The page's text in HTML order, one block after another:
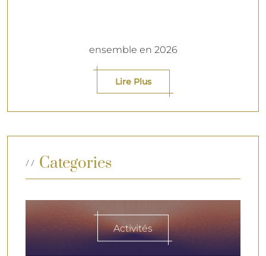
ensemble en 2026
Lire Plus
Categories
Activités